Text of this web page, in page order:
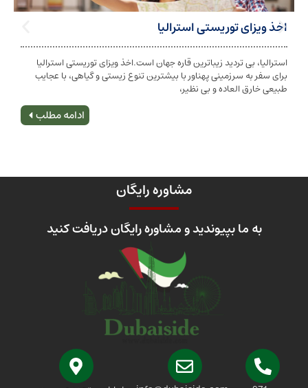
توریستی استرالیا
تردید زیباترین قاره جهان است.اخذ ویزای توریستی استرالیا
سرزمینی پهناور با بیشترین تنوع زیستی و گیاهی، با عجایب
العاده و بی نظیر،
تابعیت و اخذ
شخص به دولت
مشاوره رایگان
بپیوندید و مشاوره رایگان دریافت کنید